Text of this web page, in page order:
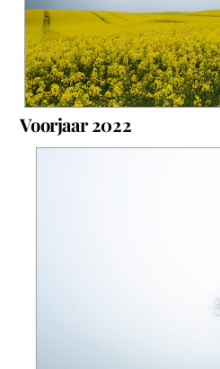
Voorjaar 2022